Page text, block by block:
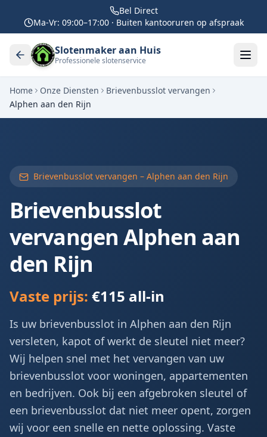
Bel Direct
Ma-Vr: 09:00–17:00 · Buiten kantooruren op afspraak
Slotenmaker aan Huis
Professionele slotenservice
Home Onze Diensten
Brievenbusslot vervangen
Alphen aan den Rijn
Brievenbusslot vervangen – Alphen aan den Rijn
Brievenbusslot
vervangenAlphen aan
den Rijn
Vaste prijs: €115 all-in
Is uw brievenbusslot in Alphen aan den Rijn
versleten, kapot of werkt de sleutel niet meer?
Wij helpen snel met het vervangen van uw
brievenbusslot voor woningen, appartementen
en bedrijven. Ook bij een afgebroken sleutel of
een brievenbusslot dat niet meer opent, zorgen
wij voor een snelle en nette oplossing. Vaste